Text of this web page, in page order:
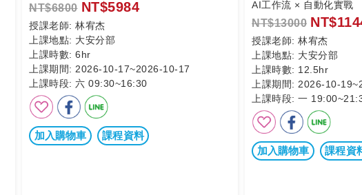
NT$6800 NT$5984
授課老師: 林宥杰
上課地點: 大安分部
上課時數: 6hr
上課期間: 2026-10-17~2026-10-17
上課時段: 六 09:30~16:30
加入購物車 課程資料
AI工作流 × 自動化實戰
NT$13000
授課老師: 林宥杰
上課地點: 大安分部
上課時數: 12.5hr
上課期間: 2026-10-
上課時段: 一
加入購物車 課程資